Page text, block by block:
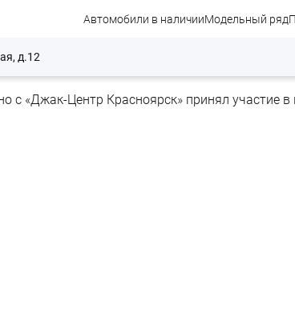
Автомобили в наличииМодельный ряд
д.12
с «Джак-Центр Красноярск» принял участие